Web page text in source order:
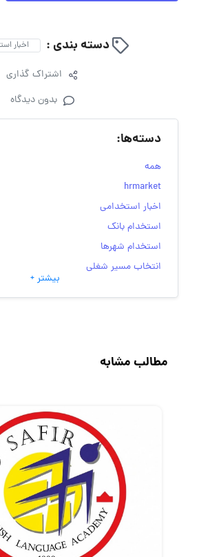
دسته بندی : اخبار
اشتراک گذاری
بدون دیدگاه
دسته‌ها:
همه
hrmarket
اخبار استخدامی
استخدام بانک
استخدام شهرها
انتخاب مسیر شغلی
به‌روزرسانی‌های سایت (کارجویی)
رزومه
گزارش‌های آماری
مصاحبه شغلی
معرفی شرکت ها
معرفی متخصصان منابع انسانی
بیشتر +
مطالب مشابه